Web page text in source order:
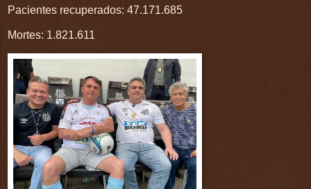
Pacientes recuperados: 47.171.685
Mortes: 1.821.611